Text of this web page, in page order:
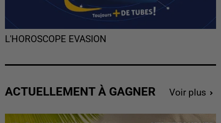
L'HOROSCOPE EVASION
ACTUELLEMENT À GAGNER Voir plus